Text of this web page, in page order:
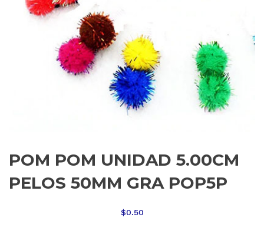
POM POM UNIDAD 5.00CM
PELOS 50MM GRA POP5P
$0.50